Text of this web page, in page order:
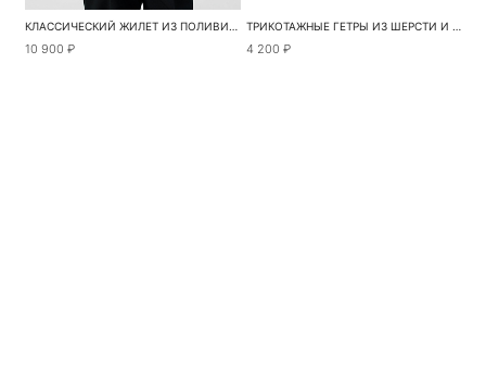
КЛАССИЧЕСКИЙ ЖИЛЕТ ИЗ ПОЛИВИСКОЗЫ
10 900 ₽
ТРИКОТАЖНЫЕ ГЕТРЫ ИЗ ШЕРСТИ И МОХЕРА
4 200 ₽